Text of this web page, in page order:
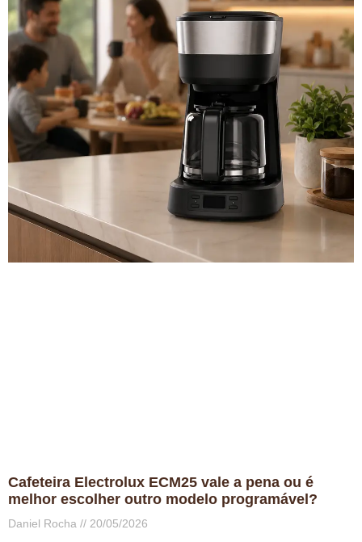
Cafeteira Electrolux ECM25 vale a pena ou é
melhor escolher outro modelo programável?
Daniel Rocha 20/05/2026